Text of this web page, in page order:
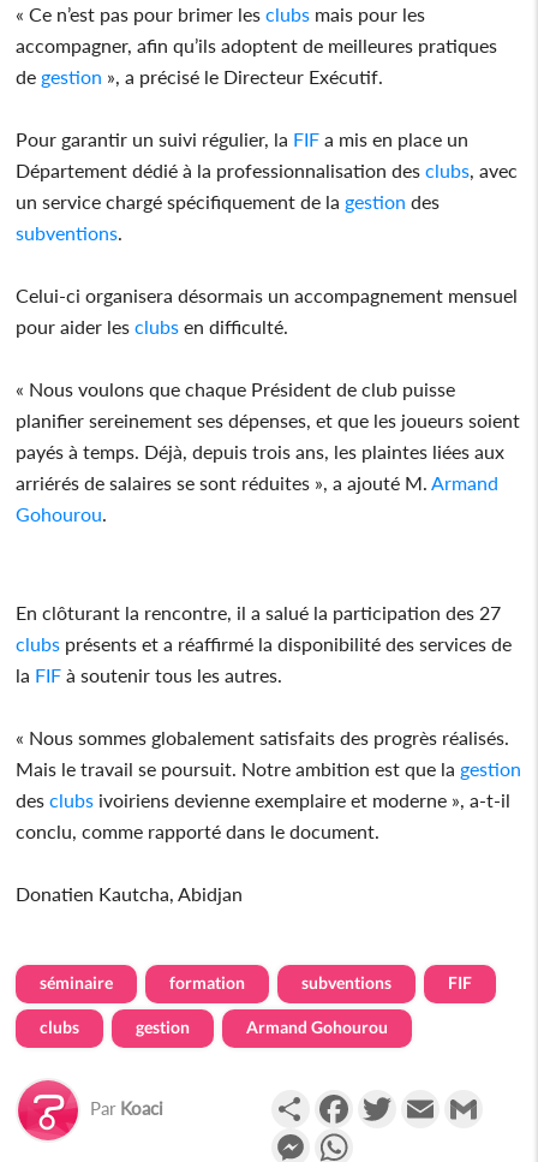
« Ce n’est pas pour brimer lesclubs mais pour les
accompagner, afin qu’ils adoptent de meilleures pratiques
de gestion », a précisé le Directeur Exécutif.
Pour garantir un suivi régulier, la FIF a mis en place un
Département dédié à la professionnalisation desclubs, avec
un service chargé spécifiquement de la gestion des
subventions.
Celui-ci organisera désormais un accompagnement mensuel
pour aider lesclubs en difficulté.
« Nous voulons que chaque Président de club puisse
planifier sereinement ses dépenses, et que les joueurs soient
payés à temps. Déjà, depuis trois ans, les plaintes liées aux
arriérés de salaires se sont réduites », a ajouté M.Armand
Gohourou.
En clôturant la rencontre, il a salué la participation des 27
clubs présents et a réaffirmé la disponibilité des services de
la FIF à soutenir tous les autres.
« Nous sommes globalement satisfaits des progrès réalisés.
Mais le travail se poursuit. Notre ambition est que la gestion
desclubs ivoiriens devienne exemplaire et moderne », a-t-il
conclu, comme rapporté dans le document.
Donatien Kautcha, Abidjan
séminaire formation subventions FIF
clubs gestion Armand Gohourou
Par Koaci PartagerFacebookTwitterEmail
Messenger